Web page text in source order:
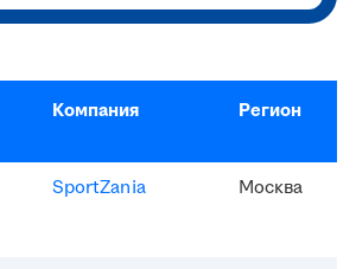
Компания Регион
SportZania Москва